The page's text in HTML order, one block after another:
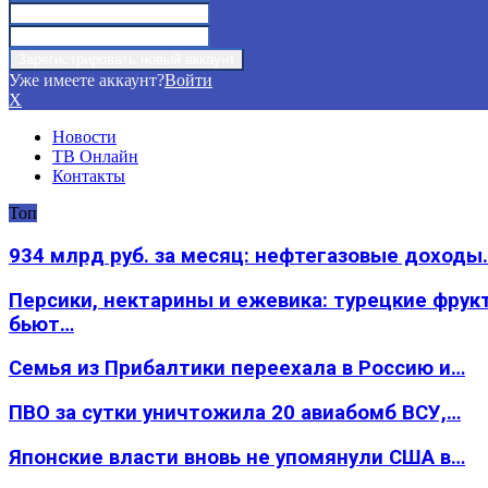
Уже имеете аккаунт?Войти
X
Новости
ТВ Онлайн
Контакты
Топ
934 млрд руб. за месяц: нефтегазовые
Персики, нектарины и ежевика: турецкие
бьют…
Семья из Прибалтики переехала в Россию и…
ПВО за сутки уничтожила 20 авиабомб ВСУ,…
Японские власти вновь не упомянули США в…